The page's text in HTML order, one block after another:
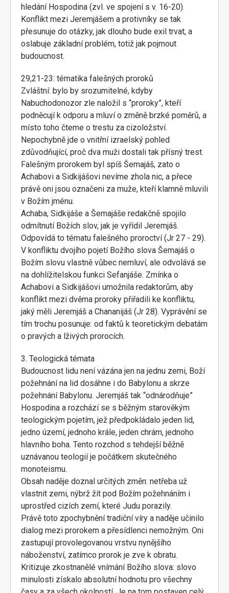
hledání Hospodina (zvl. ve spojení s v. 16-20).
Konflikt mezi Jeremjášem a protivníky se tak
přesunuje do otázky, jak dlouho bude exil trvat, a
oslabuje základní problém, totiž jak pojmout
budoucnost.
29,21-23: tématika falešných proroků
Zvláštní: bylo by srozumitelné, kdyby
Nabuchodonozor zle naložil s “proroky”, kteří
podněcují k odporu a mluví o změně brzké poměrů, a
místo toho čteme o trestu za cizoložství.
Nepochybně jde o vnitřní izraelský pohled
zdůvodňující, proč dva muži dostali tak přísný trest.
Falešným prorokem byl spíš Šemajáš, zato o
Achabovi a Sidkijášovi nevíme zhola nic, a přece
právě oni jsou označeni za muže, kteří klamně mluvili
v Božím jménu.
Achaba, Sidkijáše a Šemajáše redakčně spojilo
odmítnutí Božích slov, jak je vyřídil Jeremjáš.
Odpovídá to tématu falešného proroctví (Jr 27 - 29).
V konfliktu dvojího pojetí Božího slova Šemajáš o
Božím slovu vlastně vůbec nemluví, ale odvolává se
na dohlížitelskou funkci Sefanjáše. Zmínka o
Achabovi a Sidkijášovi umožnila redaktorům, aby
konflikt mezi dvěma proroky přiřadili ke konfliktu,
jaký měli Jeremjáš a Chananijáš (Jr 28). Vyprávění se
tím trochu posunuje: od faktů k teoretickým debatám
o pravých a lživých prorocích.
3. Teologická témata
Budoucnost lidu není vázána jen na jednu zemi, Boží
požehnání na lid dosáhne i do Babylonu a skrze
požehnání Babylonu. Jeremjáš tak “odnárodňuje”
Hospodina a rozchází se s běžným starověkým
teologickým pojetím, jež předpokládalo jeden lid,
jedno území, jednoho krále, jeden chrám, jednoho
hlavního boha. Tento rozchod s tehdejší běžně
uznávanou teologií je počátkem skutečného
monoteismu.
Obsah naděje doznal určitých změn: netřeba už
vlastnit zemi, nýbrž žít pod Božím požehnáním i
uprostřed cizích zemí, které Judu porazily.
Právě toto zpochybnění tradiční víry a naděje učinilo
dialog mezi prorokem a přesídlenci nemožným. Oni
zastupují provolegovanou vrstvu nynějšího
náboženství, zatímco prorok je zve k obratu.
Kritizuje zkostnanělé vnímání Božího slova: slovo
minulosti získalo absolutní hodnotu pro všechny